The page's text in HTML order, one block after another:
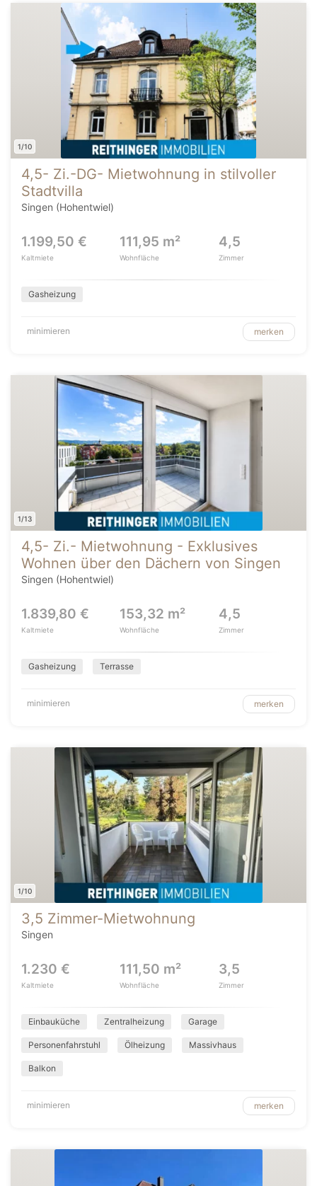
1/10
4,5- Zi.-DG- Mietwohnung in stilvoller
Stadtvilla
Singen (Hohentwiel)
1.199,50 €
Kaltmiete
111,95 m²
Wohnfläche
4,5
Zimmer
Gasheizung
minimieren merken
1/13
4,5- Zi.- Mietwohnung - Exklusives
Wohnen über den Dächern von Singen
Singen (Hohentwiel)
1.839,80 €
Kaltmiete
153,32 m²
Wohnfläche
4,5
Zimmer
Gasheizung Terrasse
minimieren merken
1/10
3,5 Zimmer-Mietwohnung
Singen
1.230 €
Kaltmiete
111,50 m²
Wohnfläche
3,5
Zimmer
Einbauküche Zentralheizung Garage
Personenfahrstuhl Ölheizung Massivhaus
Balkon
minimieren merken